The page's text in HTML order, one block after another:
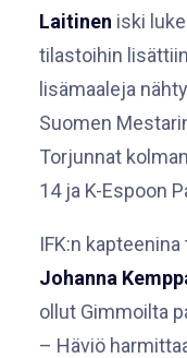
Laitinen iski
tilastoihin
lisämaaleja
Suomen
Torjunnat
14 ja K-Espoon
IFK:n
Johanna
ollut Gimmoilta
– Häviö